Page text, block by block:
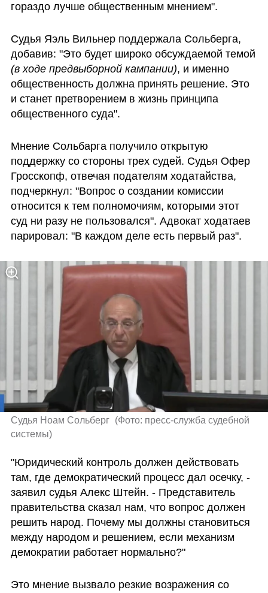
гораздо лучше общественным мнением".
Судья Яэль Вильнер поддержала Сольберга,
(в ходе предвыборной кампании), и именно
общественность должна принять решение. Это
и станет претворением в жизнь принципа
общественного суда".
Мнение Сольбарга получило открытую
поддержку со стороны трех судей. Судья Офер
Гросскопф, отвечая подателям ходатайства,
подчеркнул: "Вопрос о создании комиссии
относится к тем полномочиям, которыми этот
суд ни разу не пользовался". Адвокат ходатаев
парировал: "В каждом деле есть первый раз".
Судья Ноам Сольберг (Фото: пресс-служба судебной
системы)
"Юридический контроль должен действовать
там, где демократический процесс дал осечку, -
заявил судья Алекс Штейн. - Представитель
правительства сказал нам, что вопрос должен
решить народ. Почему мы должны становиться
между народом и решением, если механизм
демократии работает нормально?"
Это мнение вызвало резкие возражения со